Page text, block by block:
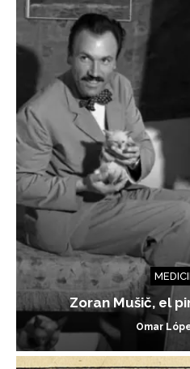
Zoran Mušič, el
Omar